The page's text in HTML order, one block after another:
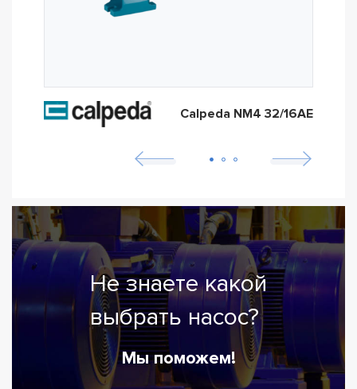
Calpeda NM4 32/16AE
Не знаете какой
выбрать насос?
Мы поможем!